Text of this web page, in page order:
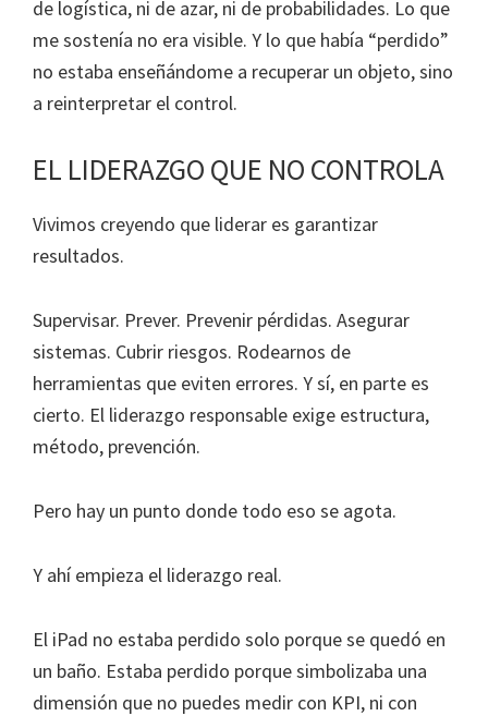
de logística, ni de azar, ni de probabilidades. Lo que
me sostenía no era visible. Y lo que había “perdido”
no estaba enseñándome a recuperar un objeto, sino
a reinterpretar el control.
EL LIDERAZGO QUE NO CONTROLA
Vivimos creyendo que liderar es garantizar
resultados.
Supervisar. Prever. Prevenir pérdidas. Asegurar
sistemas. Cubrir riesgos. Rodearnos de
herramientas que eviten errores. Y sí, en parte es
cierto. El liderazgo responsable exige estructura,
método, prevención.
Pero hay un punto donde todo eso se agota.
Y ahí empieza el liderazgo real.
El iPad no estaba perdido solo porque se quedó en
un baño. Estaba perdido porque simbolizaba una
dimensión que no puedes medir con KPI, ni con